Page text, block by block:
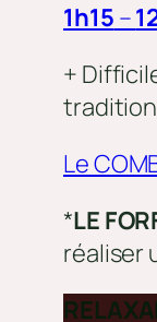
1h15 –
+
Le
*LE
réaliser